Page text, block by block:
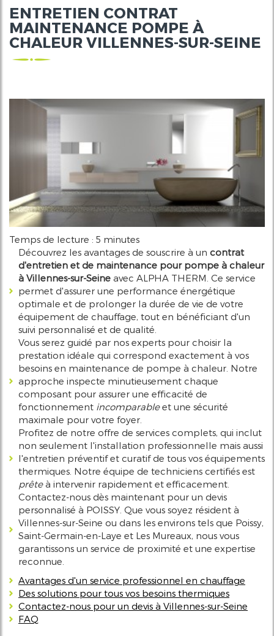
ENTRETIEN CONTRAT
MAINTENANCE POMPE À
CHALEUR VILLENNES-SUR-SEINE
Temps de lecture : 5 minutes
Découvrez les avantages de souscrire à un contrat
d'entretien et de maintenance pour pompe à chaleur
à Villennes-sur-Seine avec ALPHA THERM. Ce service
permet d'assurer une performance énergétique
optimale et de prolonger la durée de vie de votre
équipement de chauffage, tout en bénéficiant d'un
suivi personnalisé et de qualité.
Vous serez guidé par nos experts pour choisir la
prestation idéale qui correspond exactement à vos
besoins en maintenance de pompe à chaleur. Notre
approche inspecte minutieusement chaque
composant pour assurer une efficacité de
fonctionnement incomparableet une sécurité
maximale pour votre foyer.
Profitez de notre offre de services complets, qui inclut
non seulement l'installation professionnelle mais aussi
l'entretien préventif et curatif de tous vos équipements
thermiques. Notre équipe de techniciens certifiés est
prêteà intervenir rapidement et efficacement.
Contactez-nous dès maintenant pour un devis
personnalisé à POISSY. Que vous soyez résident à
Villennes-sur-Seine ou dans les environs tels que Poissy,
Saint-Germain-en-Laye et Les Mureaux, nous vous
garantissons un service de proximité et une expertise
reconnue.
Avantages d'un service professionnel en chauffage
Des solutions pour tous vos besoins thermiques
Contactez-nous pour un devis à Villennes-sur-Seine
FAQ